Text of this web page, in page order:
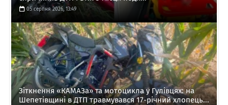
05 серпня 2026, 13:49
Зіткнення «КАМАЗа» та мотоцикла у Гулівцях: на
Шепетівщині в ДТП травмувався 17-річний хлопець...